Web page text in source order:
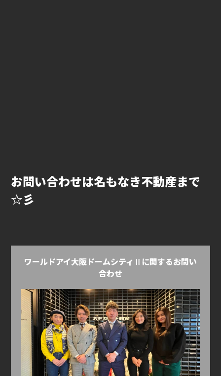
お問い合わせは名もなき不動産まで
☆彡
ワールドアイ大阪ドームシティⅡに関するお問い
合わせ